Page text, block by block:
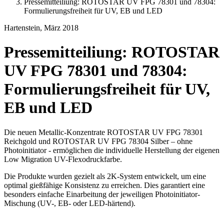
Pressemitteiliung: ROTOSTAR UV FPG 78301 und 78304:
Formulierungsfreiheit für UV, EB und LED
Hartenstein, März 2018
Pressemitteiliung: ROTOSTAR
UV FPG 78301 und 78304:
Formulierungsfreiheit für UV,
EB und LED
Die neuen Metallic-Konzentrate ROTOSTAR UV FPG 78301
Reichgold und ROTOSTAR UV FPG 78304 Silber – ohne
Photoinitiator - ermöglichen die individuelle Herstellung der eigenen
Low Migration UV-Flexodruckfarbe.
Die Produkte wurden gezielt als 2K-System entwickelt, um eine
optimal gießfähige Konsistenz zu erreichen. Dies garantiert eine
besonders einfache Einarbeitung der jeweiligen Photoinitiator-
Mischung (UV-, EB- oder LED-härtend).